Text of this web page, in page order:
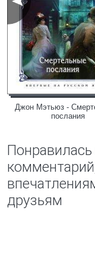
Джон Мэтьюз -
послания
друзьям